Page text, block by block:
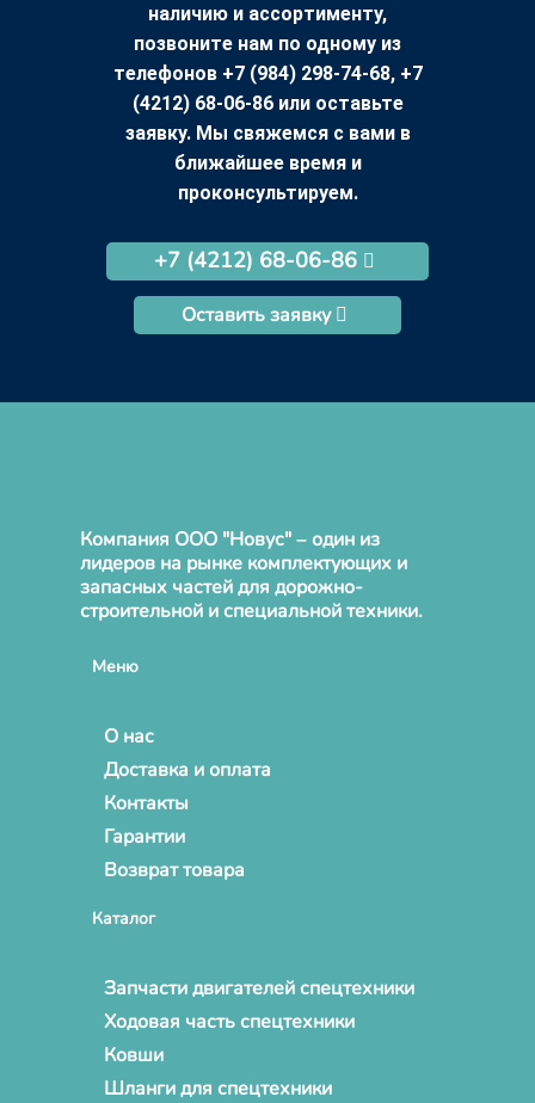
наличию и ассортименту,
позвоните нам по одному из
телефонов +7 (984) 298-74-68, +7
(4212) 68-06-86 или оставьте
заявку. Мы свяжемся с вами в
ближайшее время и
проконсультируем.
+7 (4212) 68-06-86
Оставить заявку
Компания ООО "Новус" – один из
лидеров на рынке комплектующих и
запасных частей для дорожно-
строительной и специальной техники.
Меню
О нас
Доставка и оплата
Контакты
Гарантии
Возврат товара
Каталог
Запчасти двигателей спецтехники
Ходовая часть спецтехники
Ковши
Шланги для спецтехники